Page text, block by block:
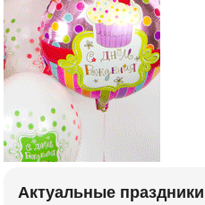
Актуальные праздники